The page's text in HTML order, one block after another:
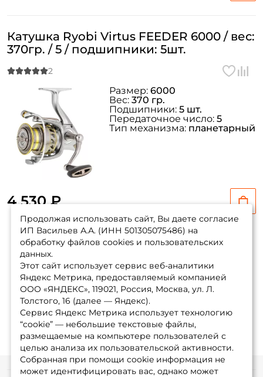
Катушка Ryobi Virtus FEEDER 6000 / вес:
370гр. / 5 / подшипники: 5шт.
4 530 ₽
Размер: 6000
Вес: 370 гр.
Подшипники: 5 шт.
Передаточное число: 5
Тип механизма: планетарный
1 2
Продолжая использовать сайт, Вы даете согласие
ИП Васильев А.А. (ИНН 501305075486) на
обработку файлов cookies и пользовательских
данных.
Этот сайт использует сервис веб-аналитики
Яндекс Метрика, предоставляемый компанией
ООО «ЯНДЕКС», 119021, Россия, Москва, ул. Л.
Толстого, 16 (далее — Яндекс).
Сервис Яндекс Метрика использует технологию
“cookie” — небольшие текстовые файлы,
размещаемые на компьютере пользователей с
целью анализа их пользовательской активности.
Собранная при помощи cookie информация не
может идентифицировать вас, однако может